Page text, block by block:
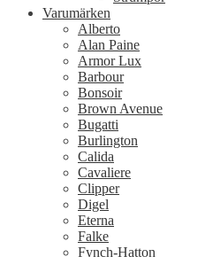
Varumärken
Alberto
Alan Paine
Armor Lux
Barbour
Bonsoir
Brown Avenue
Bugatti
Burlington
Calida
Cavaliere
Clipper
Digel
Eterna
Falke
Fynch-Hatton